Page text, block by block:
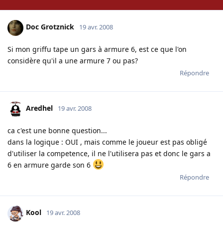
Doc Grotznick 19 avr. 2008
Si mon griffu tape un gars à armure 6, est ce que l'on
considère qu'il a une armure 7 ou pas?
Répondre
Aredhel 19 avr. 2008
ca c'est une bonne question...
dans la logique : OUI , mais comme le joueur est pas obligé
d'utiliser la competence, il ne l'utilisera pas et donc le gars a
6 en armure garde son 6
Répondre
Kool 19 avr. 2008